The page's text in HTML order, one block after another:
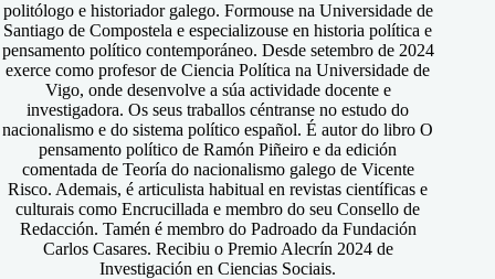
politólogo e historiador galego. Formouse na Universidade de
Santiago de Compostela e especializouse en historia política e
pensamento político contemporáneo. Desde setembro de 2024
exerce como profesor de Ciencia Política na Universidade de
Vigo, onde desenvolve a súa actividade docente e
investigadora. Os seus traballos céntranse no estudo do
nacionalismo e do sistema político español. É autor do libro O
pensamento político de Ramón Piñeiro e da edición
comentada de Teoría do nacionalismo galego de Vicente
Risco. Ademais, é articulista habitual en revistas científicas e
culturais como Encrucillada e membro do seu Consello de
Redacción. Tamén é membro do Padroado da Fundación
Carlos Casares. Recibiu o Premio Alecrín 2024 de
Investigación en Ciencias Sociais.